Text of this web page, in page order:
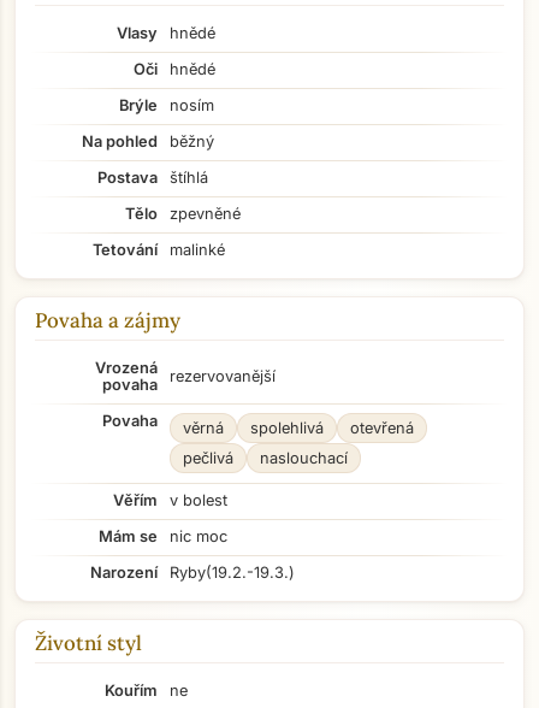
Vlasy
hnědé
Oči
hnědé
Brýle
nosím
Na pohled
běžný
Postava
štíhlá
Tělo
zpevněné
Tetování
malinké
Povaha a zájmy
Vrozená
povaha
rezervovanější
Povaha věrná spolehlivá
otevřená
pečlivá
naslouchací
Věřím
v bolest
Mám se
nic moc
Narození
Ryby(19.2.-19.3.)
Životní styl
Kouřím
ne